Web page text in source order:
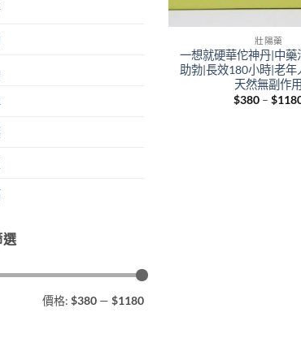
選
價格: $380 — $1180
+
壯陽藥
一想就硬華佗神丹|中藥
助勃|長效180小時|老年
天然無副作用
$380 – $